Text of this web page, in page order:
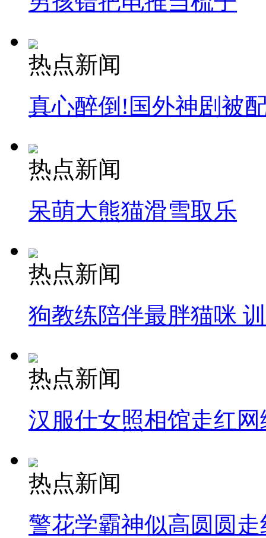
热点新闻
真心醉倒!国外神剧被
热点新闻
呆萌大熊猫滑雪取乐
热点新闻
狗教练陪伴最胖猫咪
热点新闻
汉服仕女照相馆走红网
热点新闻
警花学霸神似高圆圆走